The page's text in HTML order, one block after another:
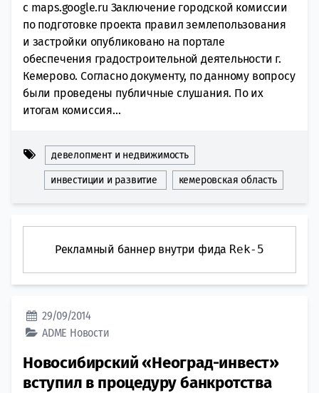
с maps.google.ru Заключение городской комиссии
по подготовке проекта правил землепользования
и застройки опубликовано на портале
обеспечения градостроительной деятельности г.
Кемерово. Согласно документу, по данному вопросу
были проведены публичные слушания. По их
итогам комиссия...
девелопмент и недвижимость
инвестиции и развитие кемеровская область
Рекламный баннер внутри фида Rek-5
29/09/2014
ADME Новости
Новосибирский «Неоград-инвест»
вступил в процедуру банкротства